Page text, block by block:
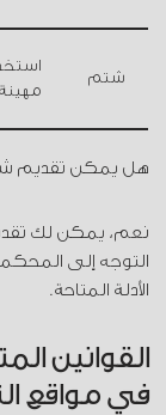
شتم
مهينة
هل يمكن تقديم
نعم، يمكن لك
التوجه إلى
الأدلة المتاحة.
القوانين
في مواقع